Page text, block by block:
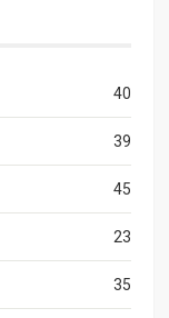
40
39
45
23
35